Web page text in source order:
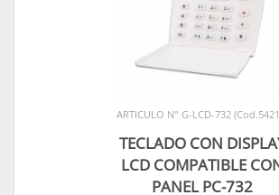
ARTICULO N° G-LCD-732
TECLADO CON
LCD COMPATIBLE
PANEL PC-732